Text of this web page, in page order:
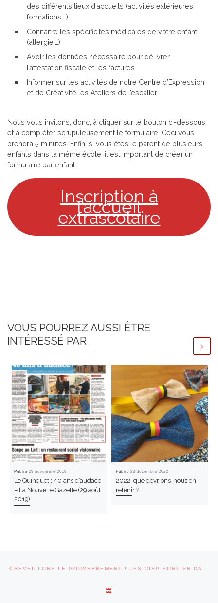
des différents lieux d’accueils (activités extérieures,
formations,…)
Connaitre les spécificités médicales de votre enfant
(allergie,…)
Avoir les données nécessaire pour délivrer
l’attestation fiscale et les factures
Informer sur les activités de notre Centre d’Expression
et de Créativité les Ateliers de l’escalier
Nous vous invitons, donc, à cliquer sur le bouton ci-dessous
et à compléter scrupuleusement le formulaire. Ceci vous
prendra 5 minutes. Enfin, si vous êtes le parent de plusieurs
enfants dans la même école, il est important de créer un
formulaire par enfant.
Inscription à
l’accueil
extrascolaire
VOUS POURREZ AUSSI ÊTRE
INTÉRESSÉ PAR
Publié29 novembre 2019
Le Quinquet : 40 ans d’audace
– La Nouvelle Gazette (29 août
2019)
Publié23 décembre 2022
2022, que devrions-nous en
retenir ?
Parcourir les articles